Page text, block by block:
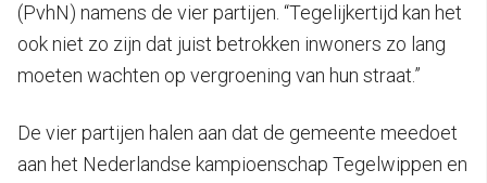
(PvhN) namens de vier partijen. “Tegelijkertijd kan het
ook niet zo zijn dat juist betrokken inwoners zo lang
moeten wachten op vergroening van hun straat.”
De vier partijen halen aan dat de gemeente meedoet
aan het Nederlandse kampioenschap Tegelwippen en